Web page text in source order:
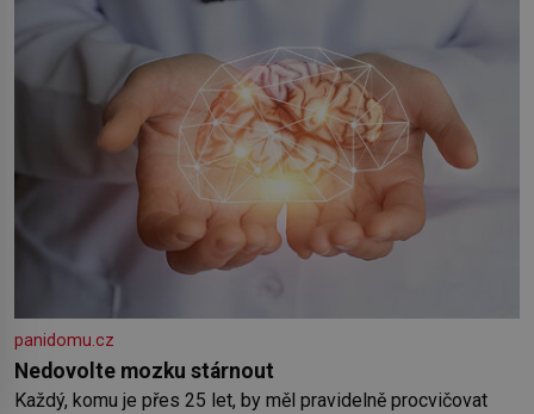
panidomu.cz
Nedovolte mozku stárnout
Každý, komu je přes 25 let, by měl pravidelně procvičovat